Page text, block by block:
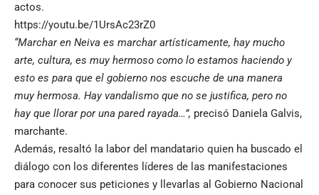
actos.
https://youtu.be/1UrsAc23rZ0
“Marchar en Neiva es marchar artísticamente, hay mucho
arte, cultura, es muy hermoso como lo estamos haciendo y
esto es para que el gobierno nos escuche de una manera
muy hermosa. Hay vandalismo que no se justifica, pero no
hay que llorar por una pared rayada…”, precisó Daniela Galvis,
marchante.
Además, resaltó la labor del mandatario quien ha buscado el
diálogo con los diferentes líderes de las manifestaciones
para conocer sus peticiones y llevarlas al Gobierno Nacional